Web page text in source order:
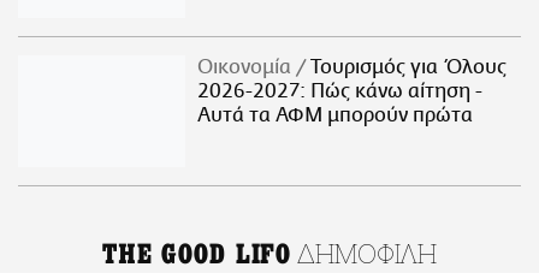
Οικονομία
Τουρισμός για Όλους
2026-2027: Πώς κάνω αίτηση -
Αυτά τα ΑΦΜ μπορούν πρώτα
THE GOOD LIFO ΔΗΜΟΦΙΛΗ